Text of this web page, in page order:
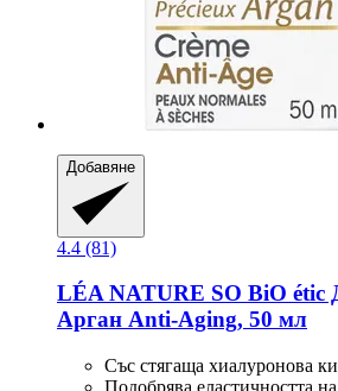
Добавяне
4.4 (81)
LÉA NATURE SO BiO étic
Арган Anti-​Aging, 50 мл
Със стягаща хиалуронова